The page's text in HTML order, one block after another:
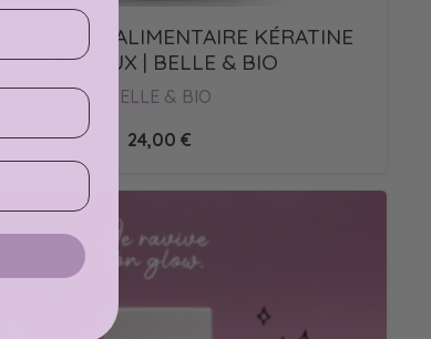
ALIMENTAIRE KÉRATINE
CHEVEUX | BELLE & BIO
BELLE & BIO
24,00 €